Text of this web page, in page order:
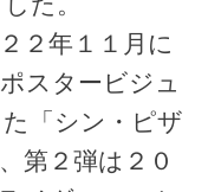
２年１１月に
スタービジュ
「シン・ピザ
第２弾は２０